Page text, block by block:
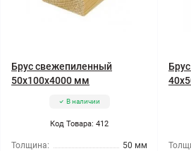
Брус свежепиленный
50x100x4000 мм
В наличии
Код Товара: 412
Толщина:
50 мм